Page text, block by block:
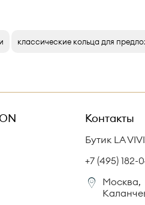
классические кольца для
Контакты
Бутик LA
+7 (495) 182-
Москва,